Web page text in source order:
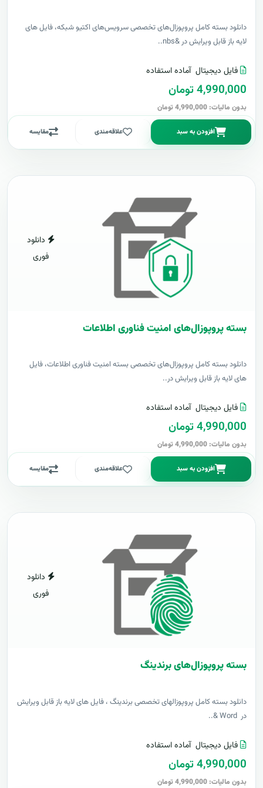
دانلود بسته کامل پروپوزال‌های تخصصی سرویس‌های اکتیو شبکه، فایل های
لایه باز قابل ویرایش در &nbs..
فایل دیجیتال آماده استفاده
4,990,000 تومان
بدون مالیات: 4,990,000 تومان
افزودن به سبد علاقه‌مندی مقایسه
دانلود
فوری
بسته پروپوزال‌های امنیت فناوری اطلاعات
دانلود بسته کامل پروپوزال‌های تخصصی بسته امنیت فناوری اطلاعات، فایل
های لایه باز قابل ویرایش در..
فایل دیجیتال آماده استفاده
4,990,000 تومان
بدون مالیات: 4,990,000 تومان
افزودن به سبد علاقه‌مندی مقایسه
دانلود
فوری
بسته پروپوزال‌های برندینگ
دانلود بسته کامل پروپوزالهای تخصصی برندینگ ، فایل های لایه باز قابل ویرایش
در Word &..
فایل دیجیتال آماده استفاده
4,990,000 تومان
بدون مالیات: 4,990,000 تومان